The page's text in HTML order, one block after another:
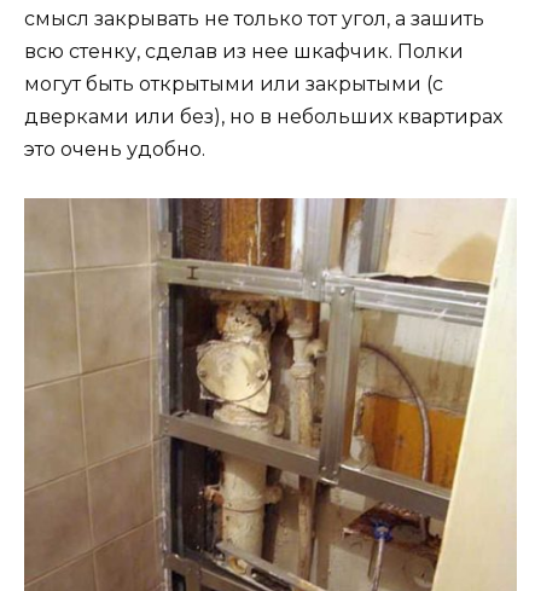
смысл закрывать не только тот угол, а зашить
всю стенку, сделав из нее шкафчик. Полки
могут быть открытыми или закрытыми (с
дверками или без), но в небольших квартирах
это очень удобно.